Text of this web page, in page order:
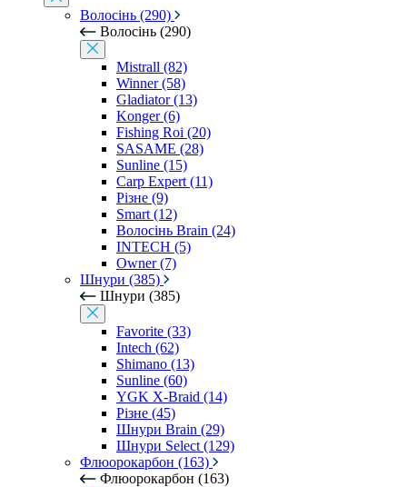
Волосінь (290)
Волосінь (290)
Mistrall (82)
Winner (58)
Gladiator (13)
Konger (6)
Fishing Roi (20)
SASAME (28)
Sunline (15)
Carp Expert (11)
Різне (9)
Smart (12)
Волосінь Brain (24)
INTECH (5)
Owner (7)
Шнури (385)
Шнури (385)
Favorite (33)
Intech (62)
Shimano (13)
Sunline (60)
YGK X-Braid (14)
Різне (45)
Шнури Brain (29)
Шнури Select (129)
Флюорокарбон (163)
Флюорокарбон (163)